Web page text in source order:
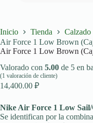
Inicio Tienda
Calzado
Air Force 1 Low Brown
Air Force 1 Low Brown
Valorado con 5.00 de 5 en
(1 valoración de cliente)
14,400.00 ₽
Nike Air Force 1 Low
Se identifican por la